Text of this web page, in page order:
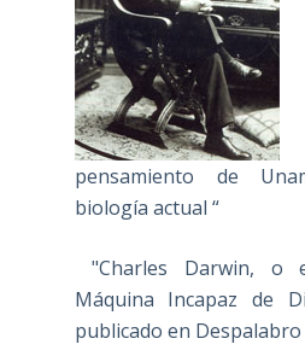
pensamiento de
biología actual “
"Charles Darwin, o
Máquina Incapaz de
publicado en Despalabro